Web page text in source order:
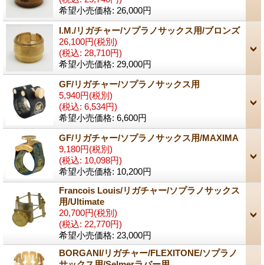
希望小売価格: 26,000円
I.M./リガチャー/ソプラノサックス用/ブロンズ
26,100円(税別)
(税込: 28,710円)
希望小売価格: 29,000円
GF/リガチャー/ソプラノサックス用
5,940円(税別)
(税込: 6,534円)
希望小売価格: 6,600円
GF/リガチャー/ソプラノサックス用/MAXIMA
9,180円(税別)
(税込: 10,098円)
希望小売価格: 10,200円
Francois Louis/リガチャー/ソプラノサックス
用/Ultimate
20,700円(税別)
(税込: 22,770円)
希望小売価格: 23,000円
BORGANI/リガチャー/FLEXITONE/ソプラノ